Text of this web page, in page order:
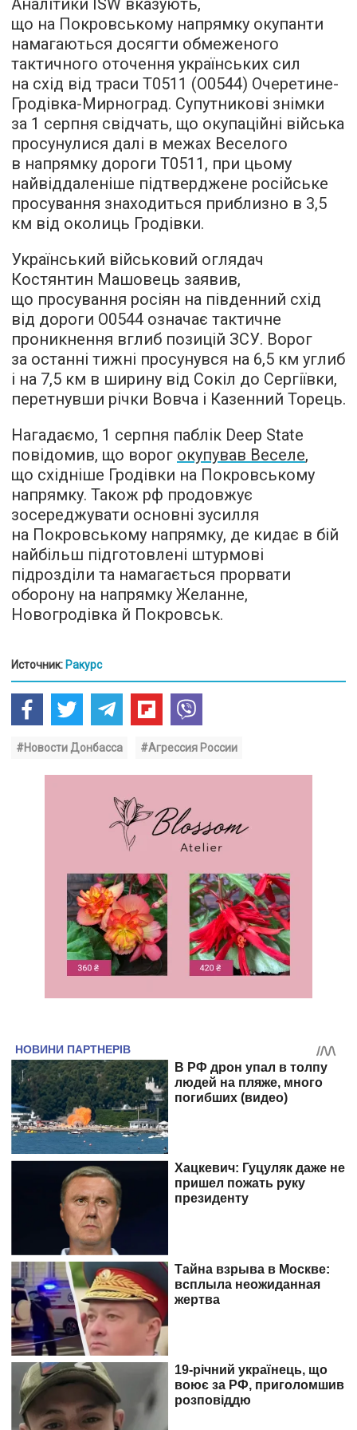
Аналітики ISW вказують,
що на Покровському напрямку окупанти
намагаються досягти обмеженого
тактичного оточення українських сил
на схід від траси Т0511 (О0544) Очеретине-
Гродівка-Мирноград. Супутникові знімки
за 1 серпня свідчать, що окупаційні війська
просунулися далі в межах Веселого
в напрямку дороги Т0511, при цьому
найвіддаленіше підтверджене російське
просування знаходиться приблизно в 3,5
км від околиць Гродівки.
Український військовий оглядач
Костянтин Машовець заявив,
що просування росіян на південний схід
від дороги О0544 означає тактичне
проникнення вглиб позицій ЗСУ. Ворог
за останні тижні просунувся на 6,5 км углиб
і на 7,5 км в ширину від Сокіл до Сергіївки,
перетнувши річки Вовча і Казенний Торець.
Нагадаємо, 1 серпня паблік Deep State
повідомив, що ворог окупував Веселе,
що східніше Гродівки на Покровському
напрямку. Також рф продовжує
зосереджувати основні зусилля
на Покровському напрямку, де кидає в бій
найбільш підготовлені штурмові
підрозділи та намагається прорвати
оборону на напрямку Желанне,
Новогродівка й Покровськ.
Источник: Ракурс
#Новости Донбасса #Агрессия России